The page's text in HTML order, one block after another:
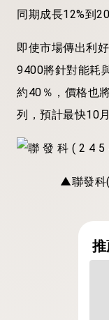
同期成長12%到
即使市場傳出利
9400將針對能耗
約40％，價格也
列，預計最快10
▲聯發科